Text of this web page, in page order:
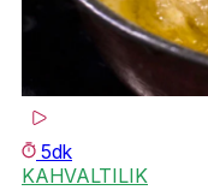
5dk
KAHVALTILIK